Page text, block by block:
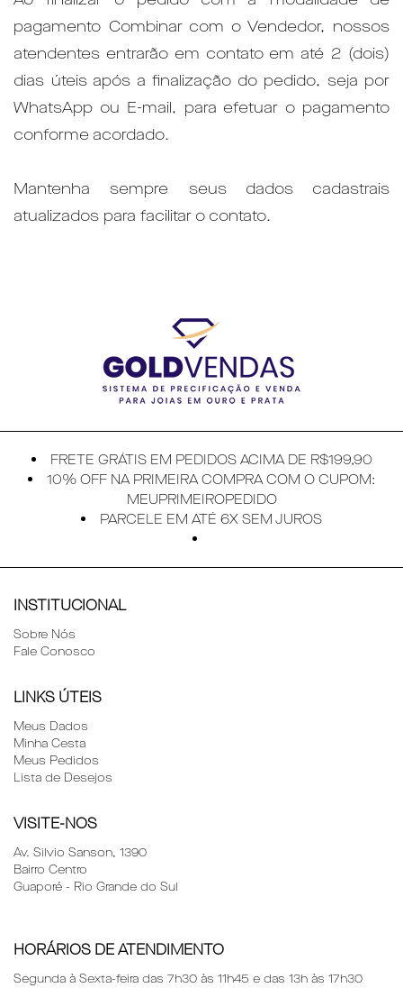
pagamento Combinar com o Vendedor, nossos
atendentes entrarão em contato em até 2 (dois)
dias úteis após a finalização do pedido, seja por
WhatsApp ou E-mail, para efetuar o pagamento
conforme acordado.
Mantenha sempre seus dados cadastrais
atualizados para facilitar o contato.
FRETE GRÁTIS EM PEDIDOS ACIMA DE R$199,90
10% OFF NA PRIMEIRA COMPRA COM O CUPOM:
MEUPRIMEIROPEDIDO
PARCELE EM ATÉ 6X SEM JUROS
INSTITUCIONAL
Sobre Nós
Fale Conosco
LINKS ÚTEIS
Meus Dados
Minha Cesta
Meus Pedidos
Lista de Desejos
VISITE-NOS
Av. Silvio Sanson, 1390
Bairro Centro
Guaporé - Rio Grande do Sul
HORÁRIOS DE ATENDIMENTO
Segunda à Sexta-feira das 7h30 às 11h45 e das 13h às 17h30